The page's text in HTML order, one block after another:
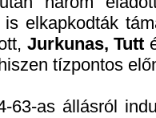
elkapkodták
Jurkunas, Tutt
tízpontos
as állásról